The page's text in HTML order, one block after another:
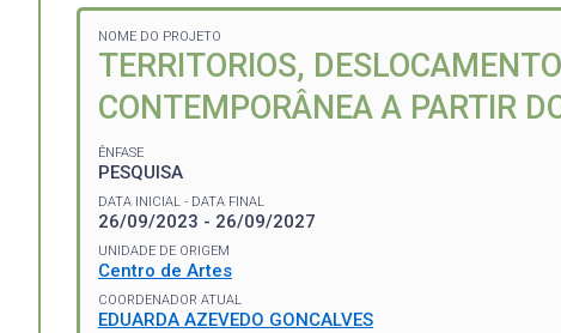
NOME DO PROJETO
TERRITORIOS,
CONTEMPORÂNEA A PARTIR
ÊNFASE
PESQUISA
DATA INICIAL - DATA FINAL
26/09/2023 - 26/09/2027
UNIDADE DE ORIGEM
Centro de Artes
COORDENADOR ATUAL
EDUARDA AZEVEDO GONCALVES